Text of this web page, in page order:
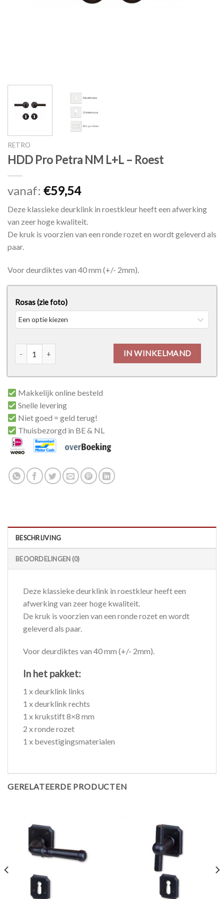
RETRO
HDD Pro Petra NM L+L – Roest
vanaf: €59,54
Deze klassieke deurklink in roestkleur heeft een afwerking
van zeer hoge kwaliteit.
De kruk is voorzien van een ronde rozet en wordt geleverd als
paar.
Voor deurdiktes van 40 mm (+/- 2mm).
Rosas (zie foto)
IN WINKELMAND
HDD Pro Petra NM L+L - Roest aantal
Makkelijk online besteld
Snelle levering
Niet goed = geld terug!
Thuisbezorgd in BE & NL
BESCHRIJVING
BEOORDELINGEN (0)
Deze klassieke deurklink in roestkleur heeft een
afwerking van zeer hoge kwaliteit.
De kruk is voorzien van een ronde rozet en wordt
geleverd als paar.
Voor deurdiktes van 40 mm (+/- 2mm).
In het pakket:
1 x deurklink links
1 x deurklink rechts
1 x krukstift 8×8 mm
2 x ronde rozet
1 x bevestigingsmaterialen
GERELATEERDE PRODUCTEN